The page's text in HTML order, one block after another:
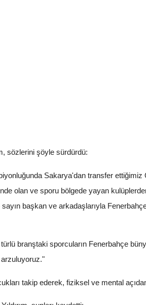
sözlerini şöyle sürdürdü:
Sakarya'dan transfer ettiğimiz
olan ve sporu bölgede yayan
başkan ve arkadaşlarıyla
branştaki sporcuların Fenerbahçe
takip ederek, fiziksel ve mental